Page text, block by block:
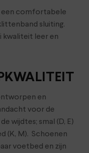
een comfortabele
sluiting.
kwaliteit leer en
en
voor de
wijdtes; smal (D, E)
(K, M). Schoenen
voetbed en zijn